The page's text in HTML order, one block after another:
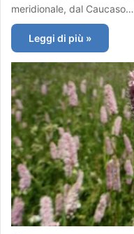
meridionale, dal Caucaso…
Leggi di più »